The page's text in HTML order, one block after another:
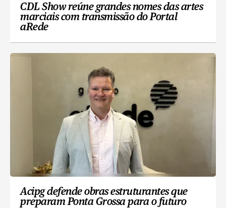
CDL Show reúne grandes nomes das artes
marciais com transmissão do Portal
aRede
Acipg defende obras estruturantes que
preparam Ponta Grossa para o futuro